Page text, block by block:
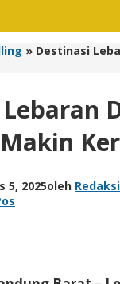
» Destinasi
5, 2025oleh